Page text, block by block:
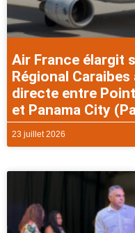
Air France élargit
Régional
directe entre
et Panama City
23 juillet 2026